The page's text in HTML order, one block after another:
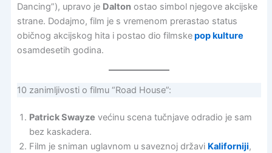
Dancing”), upravo je Daltonostao simbol njegove akcijske
strane. Dodajmo, film je s vremenom prerastao status
običnog akcijskog hita i postao dio filmskepop kulture
osamdesetih godina.
10 zanimljivosti o filmu “Road House”:
Patrick Swayze većinu scena tučnjave odradio je sam
bez kaskadera.
Film je sniman uglavnom u saveznoj državi Kaliforniji,